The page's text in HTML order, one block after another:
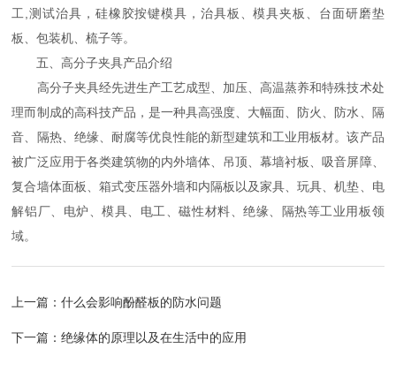
工,测试治具，硅橡胶按键模具，治具板、模具夹板、台面研磨垫
板、包装机、梳子等。
五、高分子夹具产品介绍
高分子夹具经先进生产工艺成型、加压、高温蒸养和特殊技术处
理而制成的高科技产品，是一种具高强度、大幅面、防火、防水、隔
音、隔热、绝缘、耐腐等优良性能的新型建筑和工业用板材。该产品
被广泛应用于各类建筑物的内外墙体、吊顶、幕墙衬板、吸音屏障、
复合墙体面板、箱式变压器外墙和内隔板以及家具、玩具、机垫、电
解铝厂、电炉、模具、电工、磁性材料、绝缘、隔热等工业用板领
域。
上一篇：什么会影响酚醛板的防水问题
下一篇：绝缘体的原理以及在生活中的应用